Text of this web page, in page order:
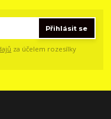
Přihlásit se
za účelem rozesílky